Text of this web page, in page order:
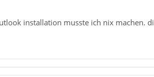
installation musste ich nix machen.